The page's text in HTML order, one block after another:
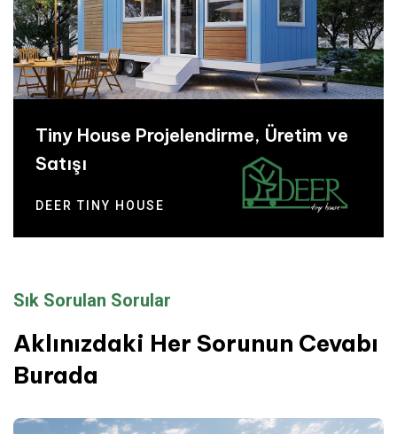
Tiny House Projelendirme, Üretim ve
Satışı
DEER TINY HOUSE
Sık Sorulan Sorular
Aklınızdaki Her Sorunun Cevabı
Burada